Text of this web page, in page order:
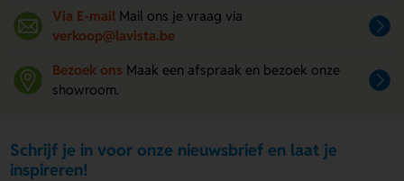
Via E-mail Mail ons je vraag via
verkoop@lavista.be
Bezoek ons Maak een afspraak en bezoek onze
showroom.
Schrijf je in voor onze nieuwsbrief en laat je
inspireren!